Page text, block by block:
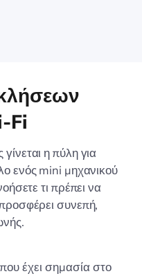
Fi
η πύλη για
ενός mini μηχανικού
τι πρέπει να
συνεπή,
έχει σημασία στο